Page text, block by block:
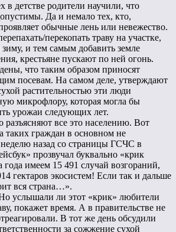
в детстве родители научили, что
Да и немало тех, кто,
обычные лень или невежество.
перекопать траву на участке,
и тем самым добавить земле
крестьяне пускают по ней огонь.
что таким образом приносят
посевам. На самом деле, утверждают
растительностью эти люди
микрофлору, которая могла бы
урожаи следующих лет.
разъясняют все это населению. Вот
таких граждан в основном не
назад со страницы ГСЧС в
прозвучал буквально «крик
года имеем 15 491 случай возгораний,
гектаров экосистем! Если так и дальше
вся страна…».
услышали ли этот «крик» любители
покажет время. А в правительстве не
В тот же день обсудили
за сожжение сухой